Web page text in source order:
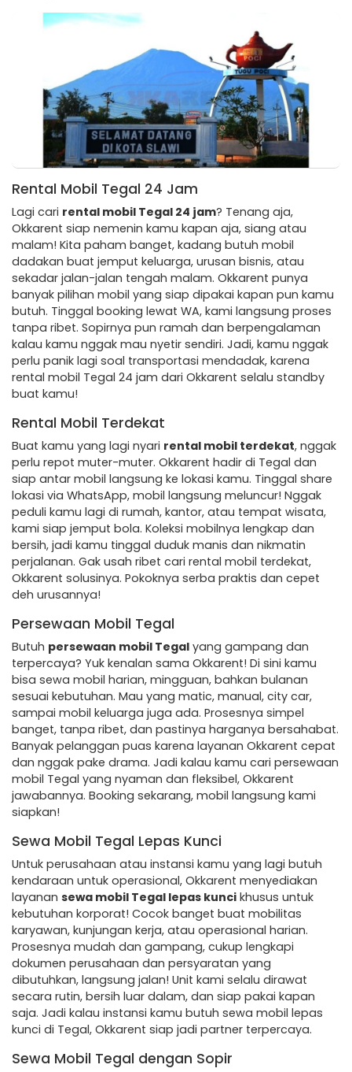
Rental Mobil Tegal 24 Jam
Lagi cari rental mobil Tegal 24 jam? Tenang aja,
Okkarent siap nemenin kamu kapan aja, siang atau
malam! Kita paham banget, kadang butuh mobil
dadakan buat jemput keluarga, urusan bisnis, atau
sekadar jalan-jalan tengah malam. Okkarent punya
banyak pilihan mobil yang siap dipakai kapan pun kamu
butuh. Tinggal booking lewat WA, kami langsung proses
tanpa ribet. Sopirnya pun ramah dan berpengalaman
kalau kamu nggak mau nyetir sendiri. Jadi, kamu nggak
perlu panik lagi soal transportasi mendadak, karena
rental mobil Tegal 24 jam dari Okkarent selalu standby
buat kamu!
Rental Mobil Terdekat
Buat kamu yang lagi nyari rental mobil terdekat, nggak
perlu repot muter-muter. Okkarent hadir di Tegal dan
siap antar mobil langsung ke lokasi kamu. Tinggal share
lokasi via WhatsApp, mobil langsung meluncur! Nggak
peduli kamu lagi di rumah, kantor, atau tempat wisata,
kami siap jemput bola. Koleksi mobilnya lengkap dan
bersih, jadi kamu tinggal duduk manis dan nikmatin
perjalanan. Gak usah ribet cari rental mobil terdekat,
Okkarent solusinya. Pokoknya serba praktis dan cepet
deh urusannya!
Persewaan Mobil Tegal
Butuh persewaan mobil Tegal yang gampang dan
terpercaya? Yuk kenalan sama Okkarent! Di sini kamu
bisa sewa mobil harian, mingguan, bahkan bulanan
sesuai kebutuhan. Mau yang matic, manual, city car,
sampai mobil keluarga juga ada. Prosesnya simpel
banget, tanpa ribet, dan pastinya harganya bersahabat.
Banyak pelanggan puas karena layanan Okkarent cepat
dan nggak pake drama. Jadi kalau kamu cari persewaan
mobil Tegal yang nyaman dan fleksibel, Okkarent
jawabannya. Booking sekarang, mobil langsung kami
siapkan!
Sewa Mobil Tegal Lepas Kunci
Untuk perusahaan atau instansi kamu yang lagi butuh
kendaraan untuk operasional, Okkarent menyediakan
layanan sewa mobil Tegal lepas kunci khusus untuk
kebutuhan korporat! Cocok banget buat mobilitas
karyawan, kunjungan kerja, atau operasional harian.
Prosesnya mudah dan gampang, cukup lengkapi
dokumen perusahaan dan persyaratan yang
dibutuhkan, langsung jalan! Unit kami selalu dirawat
secara rutin, bersih luar dalam, dan siap pakai kapan
saja. Jadi kalau instansi kamu butuh sewa mobil lepas
kunci di Tegal, Okkarent siap jadi partner terpercaya.
Sewa Mobil Tegal dengan Sopir